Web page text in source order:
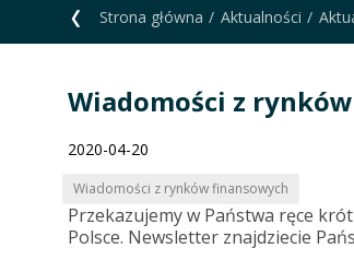
Strona główna Aktualności
Wiadomości z
2020-04-20
Wiadomości z rynków finansowych
Przekazujemy w Państwa ręce
Polsce. Newsletter znajdziecie